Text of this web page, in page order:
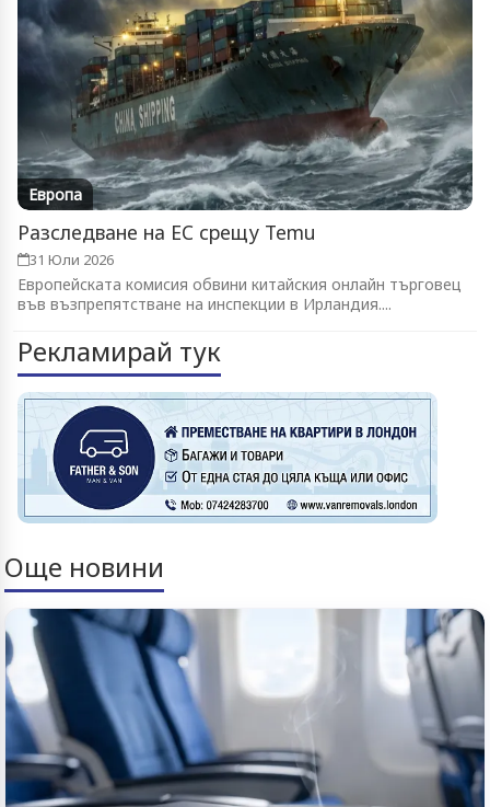
Европа
Разследване на ЕС срещу Temu
31 Юли 2026
Европейската комисия обвини китайския онлайн търговец
във възпрепятстване на инспекции в Ирландия....
Рекламирай тук
Още новини